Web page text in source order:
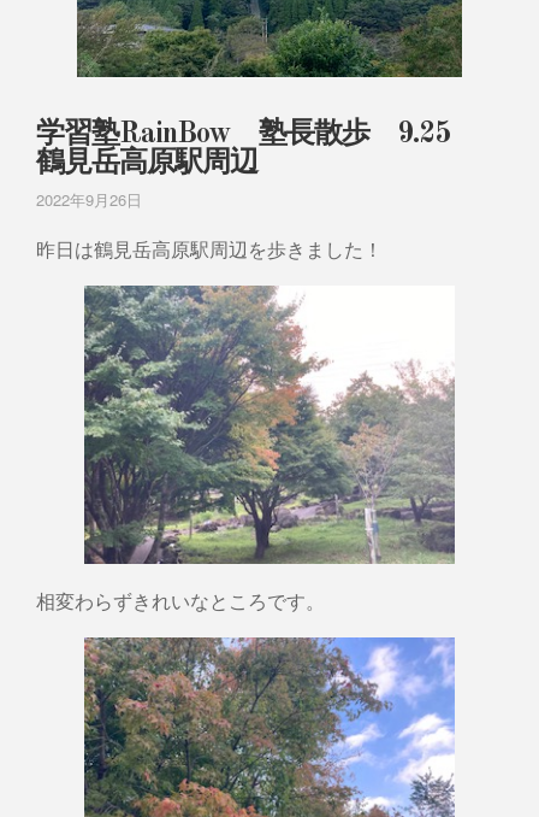
学習塾RainBow 塾長散歩 9.25
鶴見岳高原駅周辺
2022年9月26日
昨日は鶴見岳高原駅周辺を歩きました！
相変わらずきれいなところです。